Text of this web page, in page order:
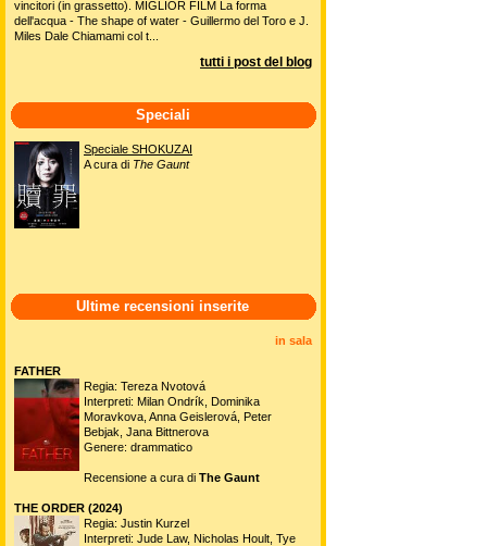
vincitori (in grassetto). MIGLIOR FILM La forma
dell'acqua - The shape of water - Guillermo del Toro e J.
Miles Dale Chiamami col t...
tutti i post del blog
Speciali
Speciale SHOKUZAI
A cura di The Gaunt
Ultime recensioni inserite
in sala
FATHER
Regia: Tereza Nvotová
Interpreti: Milan Ondrík, Dominika
Moravkova, Anna Geislerová, Peter
Bebjak, Jana Bittnerova
Genere: drammatico
Recensione a cura di The Gaunt
THE ORDER (2024)
Regia: Justin Kurzel
Interpreti: Jude Law, Nicholas Hoult, Tye